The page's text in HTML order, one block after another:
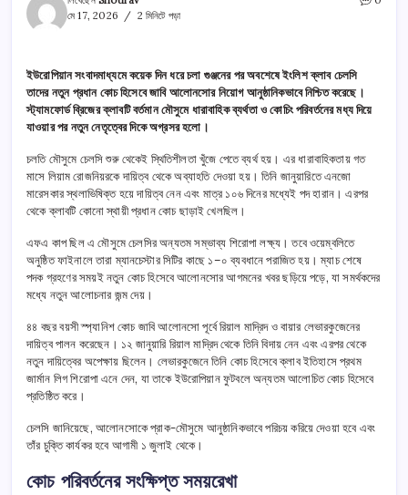
মে 17, 2026
2 মিনিটে পড়া
ইউরোপিয়ান সংবাদমাধ্যমে কয়েক দিন ধরে চলা গুঞ্জনের পর অবশেষে ইংলিশ ক্লাব চেলসি
তাদের নতুন প্রধান কোচ হিসেবে জাবি আলোনসোর নিয়োগ আনুষ্ঠানিকভাবে নিশ্চিত করেছে।
স্ট্যামফোর্ড ব্রিজের ক্লাবটি বর্তমান মৌসুমে ধারাবাহিক ব্যর্থতা ও কোচিং পরিবর্তনের মধ্য দিয়ে
যাওয়ার পর নতুন নেতৃত্বের দিকে অগ্রসর হলো।
চলতি মৌসুমে চেলসি শুরু থেকেই স্থিতিশীলতা খুঁজে পেতে ব্যর্থ হয়। এর ধারাবাহিকতায় গত
মাসে লিয়াম রোজনিয়রকে দায়িত্ব থেকে অব্যাহতি দেওয়া হয়। তিনি জানুয়ারিতে এনজো
মারেসকার স্থলাভিষিক্ত হয়ে দায়িত্ব নেন এবং মাত্র ১০৬ দিনের মধ্যেই পদ হারান। এরপর
থেকে ক্লাবটি কোনো স্থায়ী প্রধান কোচ ছাড়াই খেলছিল।
এফএ কাপ ছিল এ মৌসুমে চেলসির অন্যতম সম্ভাব্য শিরোপা লক্ষ্য। তবে ওয়েম্বলিতে
অনুষ্ঠিত ফাইনালে তারা ম্যানচেস্টার সিটির কাছে ১–০ ব্যবধানে পরাজিত হয়। ম্যাচ শেষে
পদক গ্রহণের সময়ই নতুন কোচ হিসেবে আলোনসোর আগমনের খবর ছড়িয়ে পড়ে, যা সমর্থকদের
মধ্যে নতুন আলোচনার জন্ম দেয়।
৪৪ বছর বয়সী স্প্যানিশ কোচ জাবি আলোনসো পূর্বে রিয়াল মাদ্রিদ ও বায়ার লেভারকুজেনের
দায়িত্ব পালন করেছেন। ১২ জানুয়ারি রিয়াল মাদ্রিদ থেকে তিনি বিদায় নেন এবং এরপর থেকে
নতুন দায়িত্বের অপেক্ষায় ছিলেন। লেভারকুজেনে তিনি কোচ হিসেবে ক্লাব ইতিহাসে প্রথম
জার্মান লিগ শিরোপা এনে দেন, যা তাকে ইউরোপিয়ান ফুটবলে অন্যতম আলোচিত কোচ হিসেবে
প্রতিষ্ঠিত করে।
চেলসি জানিয়েছে, আলোনসোকে প্রাক-মৌসুমে আনুষ্ঠানিকভাবে পরিচয় করিয়ে দেওয়া হবে এবং
তাঁর চুক্তি কার্যকর হবে আগামী ১ জুলাই থেকে।
কোচ পরিবর্তনের সংক্ষিপ্ত সময়রেখা